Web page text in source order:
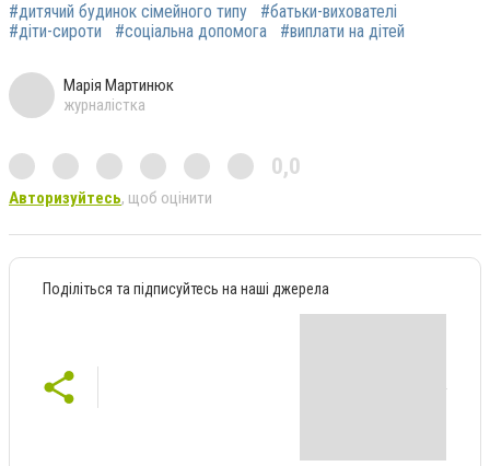
#дитячий будинок сімейного типу
#батьки-вихователі
#діти-сироти
#соціальна допомога #виплати на дітей
Марія Мартинюк
журналістка
0,0
Авторизуйтесь, щоб оцінити
Поділіться та підписуйтесь на наші джерела